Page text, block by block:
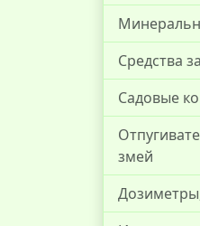
Средства
Садовые
змей